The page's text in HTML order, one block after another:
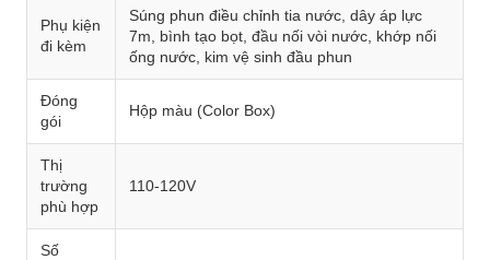
Phụ kiện
đi kèm
Súng phun điều chỉnh tia nước, dây áp lực
7m, bình tạo bọt, đầu nối vòi nước, khớp nối
ống nước, kim vệ sinh đầu phun
Đóng
gói
Hộp màu (Color Box)
Thị
trường
phù hợp
110-120V
Số